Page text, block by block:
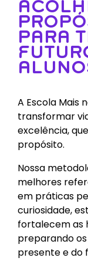
Material
planejados
PARA
A Escola Mais
transformar
excelência,
propósito.
Nossa
melhores
em práticas
curiosidade,
fortalecem as
preparando
presente e do